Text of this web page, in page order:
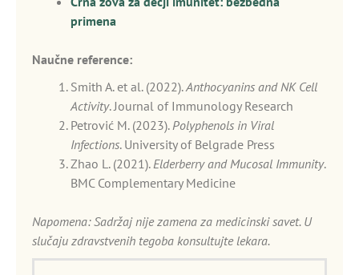
primena
Naučne reference:
Smith A. et al. (2022).Anthocyanins and NK Cell
Activity. Journal of Immunology Research
Petrović M. (2023).Polyphenols in Viral
Infections. University of Belgrade Press
Zhao L. (2021).Elderberry and Mucosal Immunity.
BMC Complementary Medicine
Napomena: Sadržaj nije zamena za medicinski savet. U
slučaju zdravstvenih tegoba konsultujte lekara.